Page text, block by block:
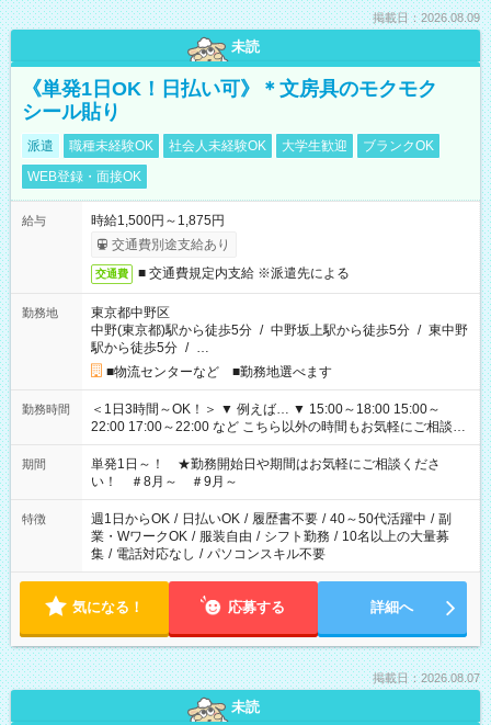
掲載日：2026.08.09
未読
《単発1日OK！日払い可》＊文房具のモクモク
シール貼り
派遣 職種未経験OK 社会人未経験OK 大学生歓迎
ブランクOK
WEB登録・面接OK
給与
時給1,500円～1,875円
交通費別途支給あり
交通費 ■ 交通費規定内支給 ※派遣先による
勤務地
東京都中野区
中野(東京都)駅から徒歩5分 / 中野坂上駅から徒歩5分 / 東中野
駅から徒歩5分 / …
■物流センターなど ■勤務地選べます
勤務時間
＜1日3時間～OK！＞ ▼ 例えば… ▼ 15:00～18:00 15:00～
22:00 17:00～22:00 など こちら以外の時間もお気軽にご相談く
ださい！
期間
単発1日～！ ★勤務開始日や期間はお気軽にご相談くださ
い！ ＃8月～ ＃9月～
特徴 週1日からOK / 日払いOK / 履歴書不要 / 40～50代活躍中 / 副
業・WワークOK / 服装自由 / シフト勤務 / 10名以上の大量募
集 / 電話対応なし / パソコンスキル不要
気になる！ 応募する 詳細へ
掲載日：2026.08.07
未読